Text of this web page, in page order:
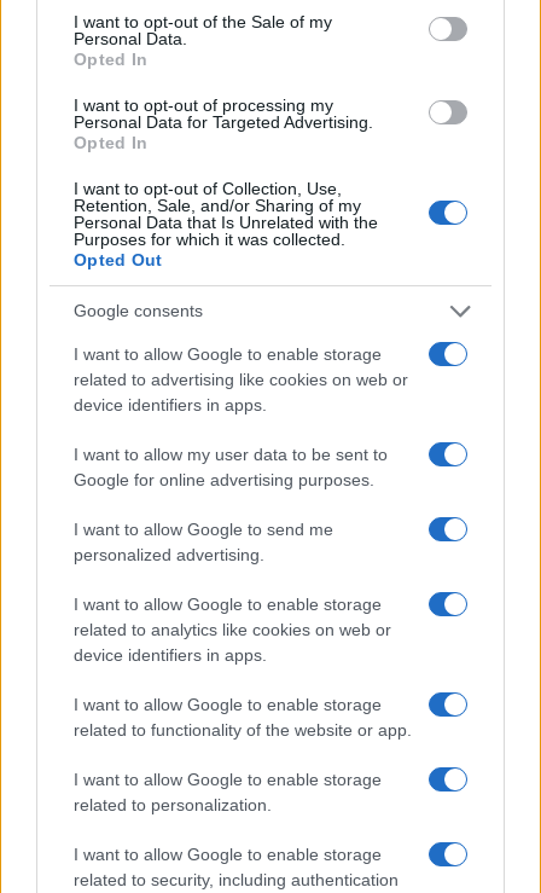
consent section.
I want to opt-out of the Sale of my
Personal Data.
Opted In
I want to opt-out of processing my
Personal Data for Targeted Advertising.
Opted In
I want to opt-out of Collection, Use,
Retention, Sale, and/or Sharing of my
Personal Data that Is Unrelated with the
Purposes for which it was collected.
Opted Out
Google consents
I want to allow Google to enable storage
related to advertising like cookies on web or
device identifiers in apps.
I want to allow my user data to be sent to
Google for online advertising purposes.
I want to allow Google to send me
personalized advertising.
I want to allow Google to enable storage
related to analytics like cookies on web or
device identifiers in apps.
I want to allow Google to enable storage
related to functionality of the website or app.
I want to allow Google to enable storage
related to personalization.
I want to allow Google to enable storage
related to security, including authentication
F
a
ce
b
o
o
k
T
w
it
te
r
Pi
te
st
W
at
A
p
S
a
Articolo precedente
NOTIZIE RECENTI
Le previsioni meteo per il weekend a Olbia e in
Gallura
Michelle Hunziker in Gallura, bella anche dal
vivo: un amico vip svela come fa
Calangianus, dopo le polemiche il centro
accoglienza minori chiude
Olbia, divieto di sosta contro spaccio e degrado:
esplode la protesta
Pausa caffè impeccabile: come scegliere la
rinascita della strada che segnò la Gallura